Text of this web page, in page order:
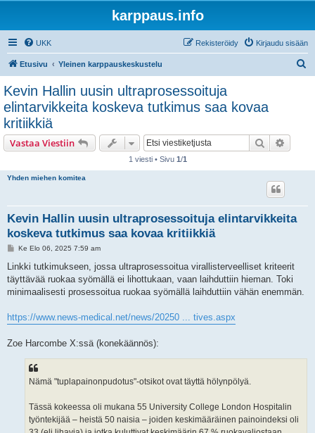
karppaus.info
UKK Kirjaudu sisään
Rekisteröidy
Etusivu Yleinen karppauskeskustelu
Kevin Hallin uusin ultraprosessoituja
elintarvikkeita koskeva tutkimus saa kovaa
kritiikkiä
Vastaa Viestiin Etsi
1 viesti • Sivu 1/1
Yhden miehen komitea
Kevin Hallin uusin ultraprosessoituja elintarvikkeita
koskeva tutkimus saa kovaa kritiikkiä
V
e
t
i
Ke Elo 06, 2025 7:59 am
Linkki tutkimukseen, jossa ultraprosessoitua virallisterveelliset kriteerit
täyttävää ruokaa syömällä ei lihottukaan, vaan laihduttiin hieman. Toki
minimaalisesti prosessoitua ruokaa syömällä laihduttiin vähän enemmän.
https://www.news-medical.net/news/20250 ... tives.aspx
Zoe Harcombe X:ssä (konekäännös):
Nämä "tuplapainonpudotus"-otsikot ovat täyttä hölynpölyä.
Tässä kokeessa oli mukana 55 University College London Hospitalin
työntekijää – heistä 50 naisia – joiden keskimääräinen painoindeksi oli